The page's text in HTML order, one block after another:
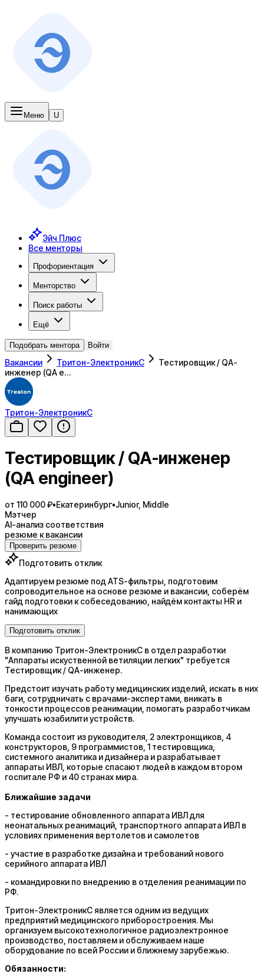
Меню U
Эйч Плюс
Все менторы
Профориентация
Менторство
Поиск работы
Ещё
Подобрать ментора Войти
Вакансии Тритон-ЭлектроникС
Тестировщик / QA-
инженер (QA e…
Тритон-ЭлектроникС
Тестировщик / QA-инженер
(QA engineer)
от 110 000 ₽•Екатеринбург•Junior, Middle
Мэтчер
AI-анализ соответствия
резюме к вакансии
Проверить резюме
Подготовить отклик
Адаптируем резюме под ATS-фильтры, подготовим
сопроводительное на основе резюме и вакансии, соберём
гайд подготовки к собеседованию, найдём контакты HR и
нанимающих
Подготовить отклик
В компанию Тритон-ЭлектроникС в отдел разработки
"Аппараты искуственной ветиляции легких" требуется
Тестировщик / QA-инженер.
Предстоит изучать работу медицинских изделий, искать в них
баги, сотрудничать с врачами-экспертами, вникать в
тонкости процессов реанимации, помогать разработчикам
улучшать юзабилити устройств.
Команда состоит из руководителя, 2 электронщиков, 4
конструкторов, 9 программистов, 1 тестировщика,
системного аналитика и дизайнера и разрабатывает
аппараты ИВЛ, которые спасают людей в каждом втором
госпитале РФ и 40 странах мира.
Ближайшие задачи
- тестирование обновленного аппарата ИВЛ для
неонатальных реанимаций, транспортного аппарата ИВЛ в
условиях применения вертолетов и самолетов
- участие в разработке дизайна и требований нового
серийного аппарата ИВЛ
- командировки по внедрению в отделения реанимации по
РФ.
Тритон-ЭлектроникС является одним из ведущих
предприятий медицинского приборостроения. Мы
организуем высокотехнологичное радиоэлектронное
производство, поставляем и обслуживаем наше
оборудование по всей России и ближнему зарубежью.
Обязанности: